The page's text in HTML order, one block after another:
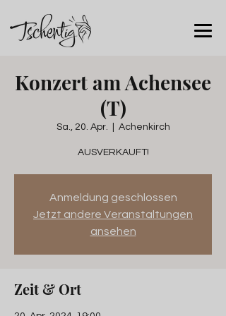
Konzert am Achensee
(T)
Sa., 20. Apr. Achenkirch
AUSVERKAUFT!
Anmeldung geschlossen
Jetzt andere Veranstaltungen
ansehen
Zeit & Ort